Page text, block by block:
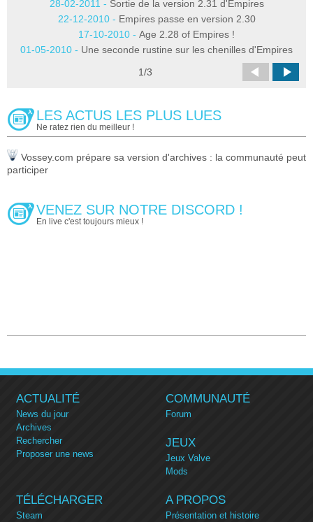
28-02-2011 - Sortie de la version 2.31 d'Empires
22-12-2010 - Empires passe en version 2.30
17-10-2010 - Age 2.28 of Empires !
01-05-2010 - Une seconde rustine sur les chenilles d'Empires
1/3
LES ACTUS LES PLUS LUES
Ne ratez rien du meilleur !
Vossey.com prépare sa version d'archives : la communauté peut
participer
VENEZ SUR NOTRE DISCORD !
En live c'est toujours mieux !
ACTUALITÉ
News du jour
Archives
Rechercher
Proposer une news
COMMUNAUTÉ
Forum
JEUX
Jeux Valve
Mods
TÉLÉCHARGER
Steam
A PROPOS
Présentation et histoire